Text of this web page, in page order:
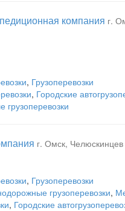
компания г.
, Грузоперевозки
, Городские
г. Омск,
, Грузоперевозки
грузоперевозки,
, Городские